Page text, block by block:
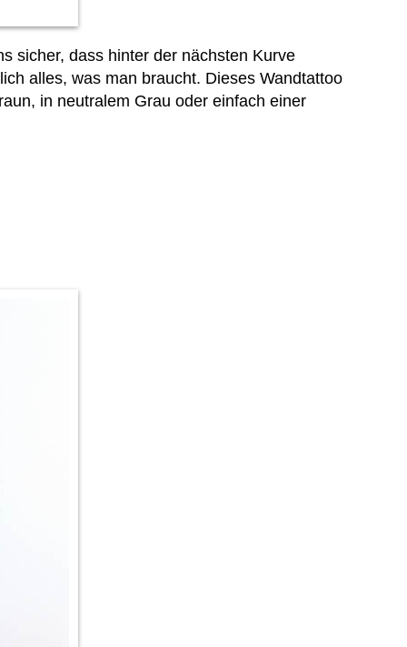
sicher, dass hinter der nächsten Kurve
alles, was man braucht. Dieses Wandtattoo
in neutralem Grau oder einfach einer